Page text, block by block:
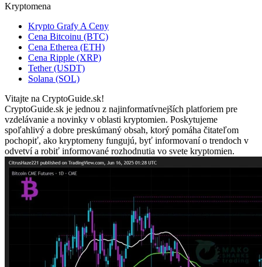
Kryptomena
Krypto Grafy A Ceny
Cena Bitcoinu (BTC)
Cena Etherea (ETH)
Cena Ripple (XRP)
Tether (USDT)
Solana (SOL)
Vitajte na CryptoGuide.sk!
CryptoGuide.sk je jednou z najinformatívnejších platforiem pre
vzdelávanie a novinky v oblasti kryptomien. Poskytujeme
spoľahlivý a dobre preskúmaný obsah, ktorý pomáha čitateľom
pochopiť, ako kryptomeny fungujú, byť informovaní o trendoch v
odvetví a robiť informované rozhodnutia vo svete kryptomien.